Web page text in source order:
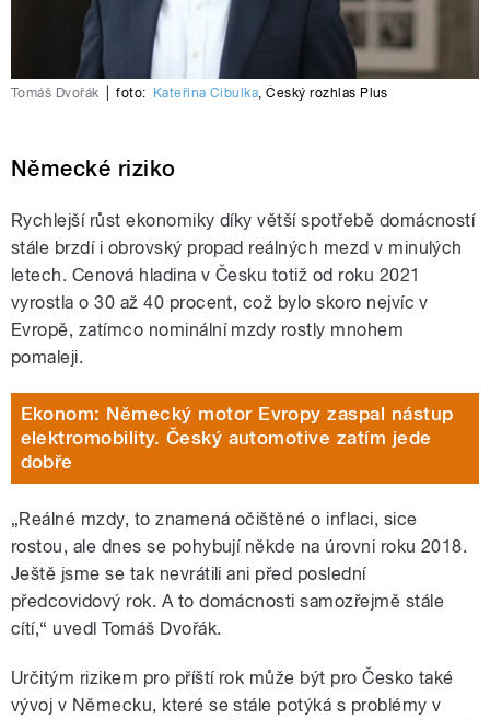
Tomáš Dvořák foto: Kateřina Cibulka ,Český rozhlas Plus
Německé riziko
Rychlejší růst ekonomiky díky větší spotřebě domácností
stále brzdí i obrovský propad reálných mezd v minulých
letech. Cenová hladina v Česku totiž od roku 2021
vyrostla o 30 až 40 procent, což bylo skoro nejvíc v
Evropě, zatímco nominální mzdy rostly mnohem
pomaleji.
Ekonom: Německý motor Evropy zaspal nástup
elektromobility. Český automotive zatím jede
dobře
„Reálné mzdy, to znamená očištěné o inflaci, sice
rostou, ale dnes se pohybují někde na úrovni roku 2018.
Ještě jsme se tak nevrátili ani před poslední
předcovidový rok. A to domácnosti samozřejmě stále
cítí,“ uvedl Tomáš Dvořák.
Určitým rizikem pro příští rok může být pro Česko také
vývoj v Německu, které se stále potýká s problémy v